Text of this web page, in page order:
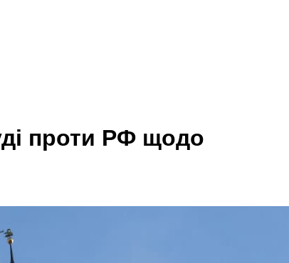
проти РФ щодо